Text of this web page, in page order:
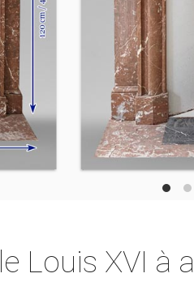
Louis XVI à